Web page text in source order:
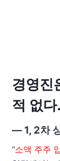
경영진
적 없다.
— 1, 2차
“소액 주주